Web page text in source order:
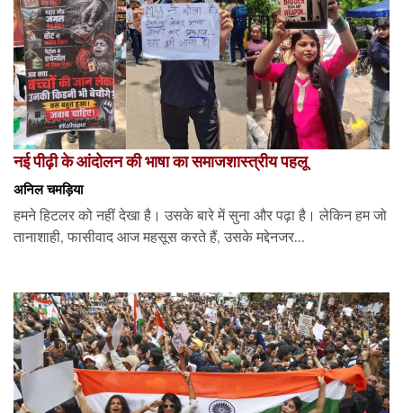
नई पीढ़ी के आंदोलन की भाषा का समाजशास्त्रीय पहलू
अनिल चमड़िया
हमने हिटलर को नहीं देखा है। उसके बारे में सुना और पढ़ा है। लेकिन हम जो
तानाशाही, फासीवाद आज महसूस करते हैं, उसके मद्देनजर...